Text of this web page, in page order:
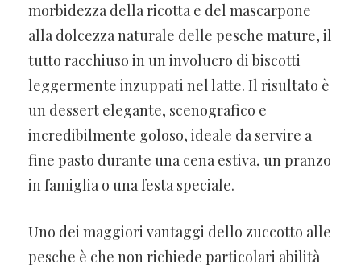
morbidezza della ricotta e del mascarpone
alla dolcezza naturale delle pesche mature, il
tutto racchiuso in un involucro di biscotti
leggermente inzuppati nel latte. Il risultato è
un dessert elegante, scenografico e
incredibilmente goloso, ideale da servire a
fine pasto durante una cena estiva, un pranzo
in famiglia o una festa speciale.
Uno dei maggiori vantaggi dello zuccotto alle
pesche è che non richiede particolari abilità